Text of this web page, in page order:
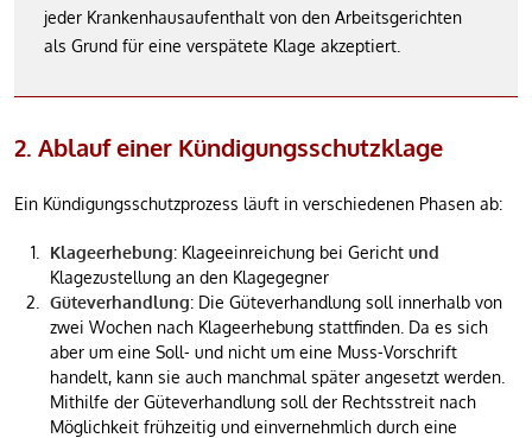
jeder Krankenhausaufenthalt von den Arbeitsgerichten
als Grund für eine verspätete Klage akzeptiert.
2. Ablauf einer Kündigungsschutzklage
Ein Kündigungsschutzprozess läuft in verschiedenen Phasen ab:
Klageerhebung: Klageeinreichung bei Gericht und
Klagezustellung an den Klagegegner
Güteverhandlung: Die Güteverhandlung soll innerhalb von
zwei Wochen nach Klageerhebung stattfinden. Da es sich
aber um eine Soll- und nicht um eine Muss-Vorschrift
handelt, kann sie auch manchmal später angesetzt werden.
Mithilfe der Güteverhandlung soll der Rechtsstreit nach
Möglichkeit frühzeitig und einvernehmlich durch eine